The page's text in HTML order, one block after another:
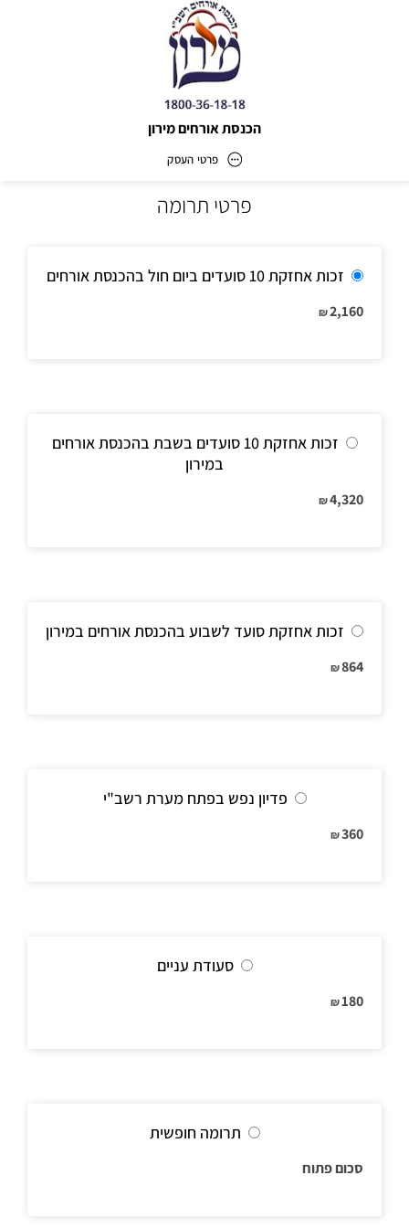
הכנסת אורחים מירון
פרטי העסק
פרטי תרומה
זכות אחזקת 10 סועדים ביום חול בהכנסת אורחים
2,160
₪
זכות אחזקת 10 סועדים בשבת בהכנסת אורחים
במירון
4,320
₪
זכות אחזקת סועד לשבוע בהכנסת אורחים במירון
864
₪
פדיון נפש בפתח מערת רשב"י
360
₪
סעודת עניים
180
₪
תרומה חופשית
סכום פתוח